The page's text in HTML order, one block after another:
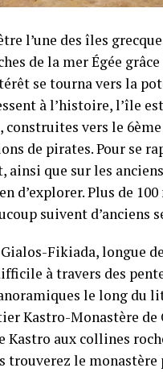
l’une des îles
de la mer Égée
se tourna vers la
à l’histoire, l’île
construites vers le
de pirates. Pour se
ainsi que sur les
d’explorer. Plus de
suivent d’anciens
Fikiada, longue
à travers des
le long du
Kastro-Monastère
Kastro aux collines
trouverez le